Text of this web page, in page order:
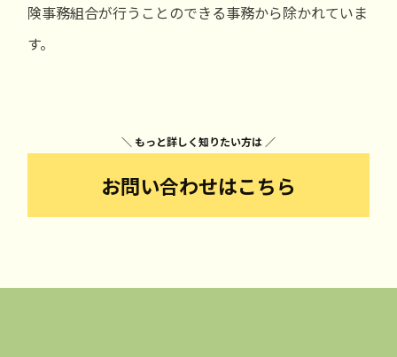
険事務組合が行うことのできる事務から除かれていま
す。
＼ もっと詳しく知りたい方は ／
お問い合わせはこちら